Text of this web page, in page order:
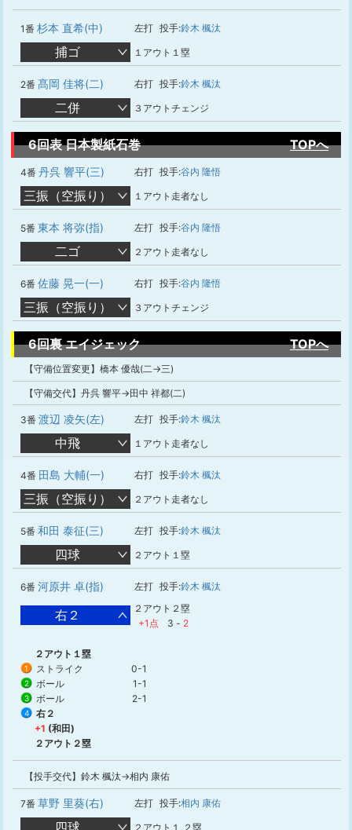
1番 杉本 直希(中) 左打 投手:鈴木 楓汰
捕ゴ １アウト１塁
2番 髙岡 佳将(二) 右打 投手:鈴木 楓汰
二併 ３アウトチェンジ
6回表 日本製紙石巻 TOPへ
4番 丹呉 響平(三) 右打 投手:谷内 隆悟
三振（空振り） １アウト走者なし
5番 東本 将弥(指) 左打 投手:谷内 隆悟
二ゴ ２アウト走者なし
6番 佐藤 晃一(一) 右打 投手:谷内 隆悟
三振（空振り） ３アウトチェンジ
6回裏 エイジェック TOPへ
【守備位置変更】橋本 優哉(二→三)
【守備交代】丹呉 響平→田中 祥都(二)
3番 渡辺 凌矢(左) 左打 投手:鈴木 楓汰
中飛 １アウト走者なし
4番 田島 大輔(一) 右打 投手:鈴木 楓汰
三振（空振り） ２アウト走者なし
5番 和田 泰征(三) 左打 投手:鈴木 楓汰
四球 ２アウト１塁
6番 河原井 卓(指) 左打 投手:鈴木 楓汰
右２
２アウト２塁
+1点
3 - 2
２アウト１塁
1 ストライク 0-1
2 ボール 1-1
3 ボール 2-1
4
右２
+1 (和田)
２アウト２塁
【投手交代】鈴木 楓汰→相内 康佑
7番 草野 里葵(右) 左打 投手:相内 康佑
四球 ２アウト１,２塁